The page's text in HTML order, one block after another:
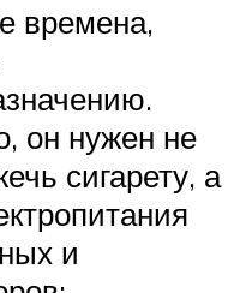
времена,
он нужен не
сигарету, а
и